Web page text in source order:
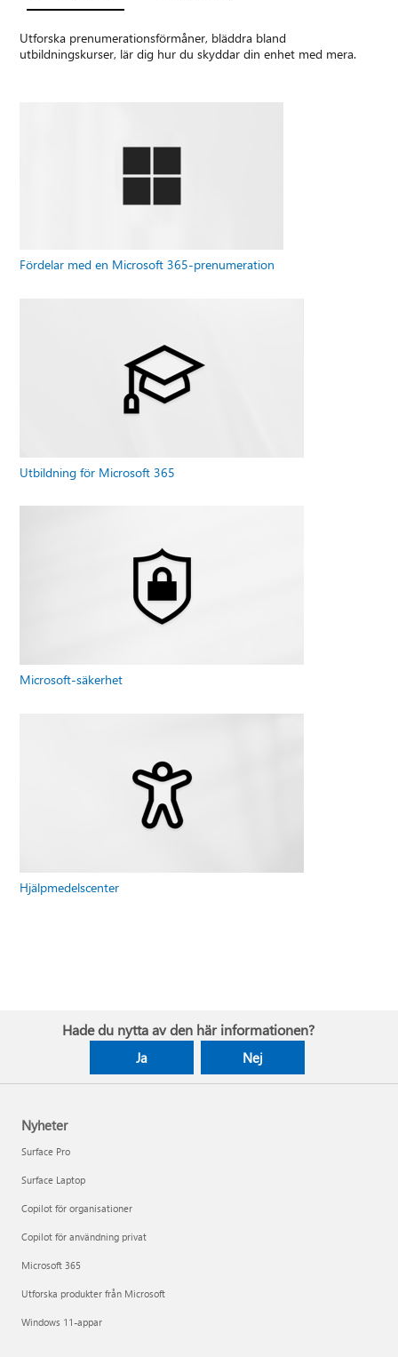
Utforska prenumerationsförmåner, bläddra bland
utbildningskurser, lär dig hur du skyddar din enhet med mera.
Fördelar med en Microsoft 365-prenumeration
Utbildning för Microsoft 365
Microsoft-säkerhet
Hjälpmedelscenter
Hade du nytta av den här informationen?
Ja Nej
Nyheter
Surface Pro
Surface Laptop
Copilot för organisationer
Copilot för användning privat
Microsoft 365
Utforska produkter från Microsoft
Windows 11-appar